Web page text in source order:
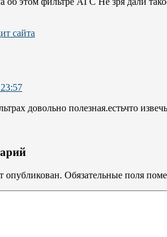
сайта
довольно полезная.естьчто
опубликован. Обязательные поля